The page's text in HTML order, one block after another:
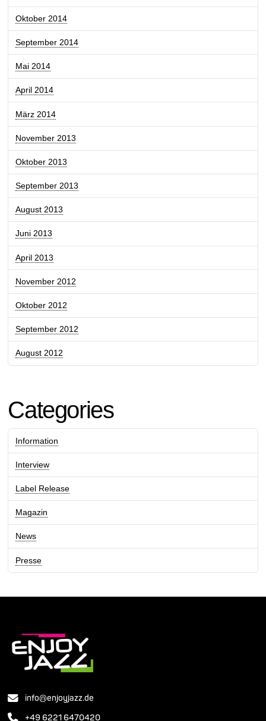
Oktober 2014
September 2014
Mai 2014
April 2014
März 2014
November 2013
Oktober 2013
September 2013
August 2013
Juni 2013
April 2013
November 2012
Oktober 2012
September 2012
August 2012
Categories
Information
Interview
Label Release
Magazin
News
Presse
info@enjoyjazz.de
+49 6221 6470420